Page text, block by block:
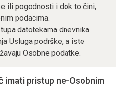
ili pogodnosti i dok to čini,
podacima.
datotekama dnevnika
Usluga podrške, a iste
Osobne podatke.
imati pristup ne-Osobnim